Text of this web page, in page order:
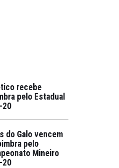
recebe
pelo Estadual
20
do Galo vencem
pelo
Mineiro
20